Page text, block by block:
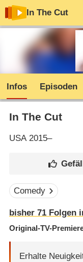
In The Cut
Infos Episoden
In The Cut
USA2015–
Comedy
bisher 71Folgen
Original-TV-
Erhalte